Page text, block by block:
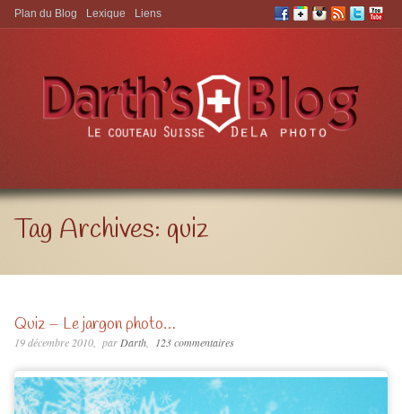
Aller à:
Plan du Blog Lexique Liens
Tag Archives: quiz
Quiz – Le jargon photo…
19 décembre 2010 parDarth 123 commentaires